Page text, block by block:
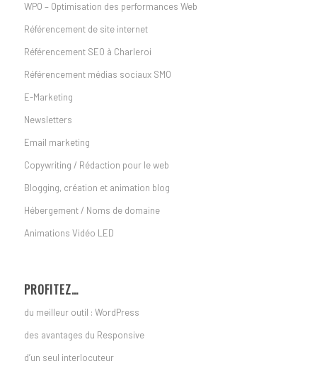
WPO – Optimisation des performances Web
Référencement de site internet
Référencement SEO à Charleroi
Référencement médias sociaux SMO
E-Marketing
Newsletters
Email marketing
Copywriting / Rédaction pour le web
Blogging, création et animation blog
Hébergement / Noms de domaine
Animations Vidéo LED
PROFITEZ…
du meilleur outil : WordPress
des avantages du Responsive
d’un seul interlocuteur